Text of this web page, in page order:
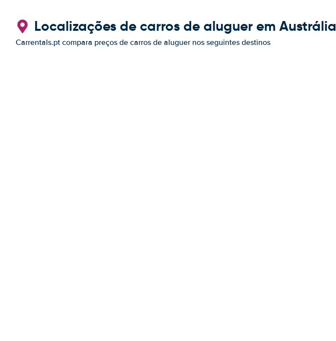
Localizações de carros de aluguer em Austrália
Carrentals.pt compara preços de carros de aluguer nos seguintes destinos